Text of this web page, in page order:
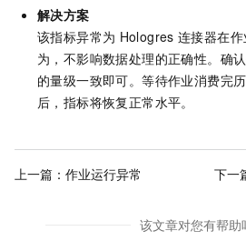
解决方案
该指标异常为 Hologres 连接器在
为，不影响数据处理的正确性。确
的量级一致即可。等待作业消费完
后，指标将恢复正常水平。
上一篇： 作业运行异常 下一
该文章对您有帮助